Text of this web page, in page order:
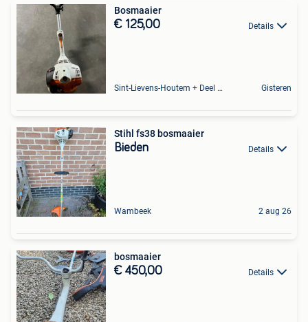
Bosmaaier
€ 125,00 Details
Sint-Lievens-Houtem + Deel Oombergen Gisteren
Stihl fs38 bosmaaier
Bieden Details
Wambeek 2 aug 26
bosmaaier
€ 450,00 Details